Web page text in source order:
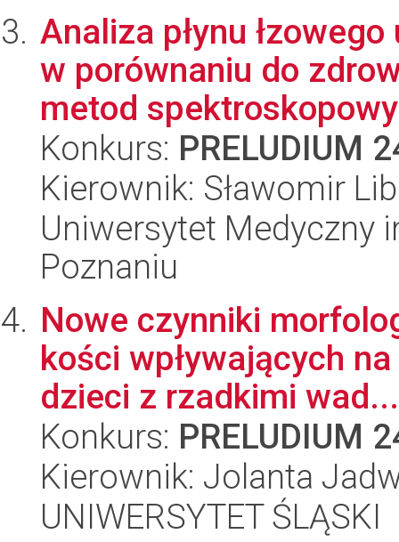
Analiza płynu
w porównaniu do
metod
Konkurs: PRELUDIUM
Kierownik: Sławomir
Uniwersytet Medyczny
Poznaniu
Nowe czynniki
kości wpływających
dzieci z rzadkimi wad...
Konkurs: PRELUDIUM
Kierownik: Jolanta
UNIWERSYTET ŚLĄSKI